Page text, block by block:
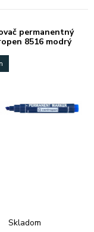
permanentný
8516 modrý
Skladom